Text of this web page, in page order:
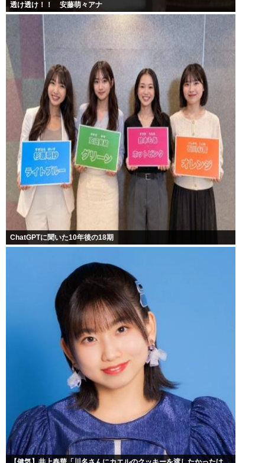
透け透け！！ 安藤萌々アナ
ChatGPTに聞いた10年後の18期